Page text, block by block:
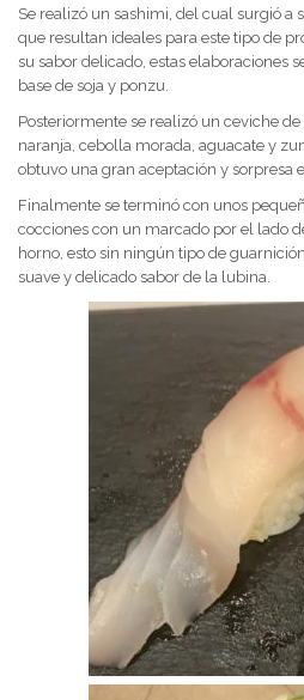
Se realizó un sashimi, del cual surgió a
que resultan ideales para este tipo de
su sabor delicado, estas elaboraciones
base de soja y ponzu.
Posteriormente se realizó un ceviche
naranja, cebolla morada, aguacate y
obtuvo una gran aceptación y sorpresa
Finalmente se terminó con unos
cocciones con un marcado por el lado
horno, esto sin ningún tipo de
suave y delicado sabor de la lubina.